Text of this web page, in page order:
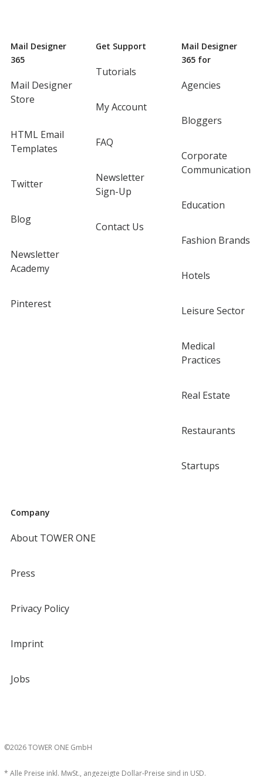
Mail Designer
365
Mail Designer
Store
HTML Email
Templates
Twitter
Blog
Newsletter
Academy
Pinterest
Get Support
Tutorials
My Account
FAQ
Newsletter
Sign-Up
Contact Us
Mail Designer
365 for
Agencies
Bloggers
Corporate
Communication
Education
Fashion Brands
Hotels
Leisure Sector
Medical
Practices
Real Estate
Restaurants
Startups
Company
About TOWER ONE
Press
Privacy Policy
Imprint
Jobs
©2026 TOWER ONE GmbH
* Alle Preise inkl. MwSt., angezeigte Dollar-Preise sind in USD.